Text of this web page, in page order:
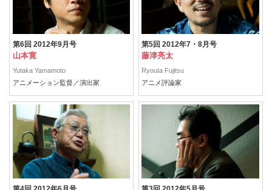
第6回 2012年9月号
山本寛
Yutaka Yamamoto
アニメーション監督／演出家
第5回 2012年7・8月号
藤津亮太
Ryouta Fujitsu
アニメ評論家
第4回 2012年6月号 第3回 2012年5月号